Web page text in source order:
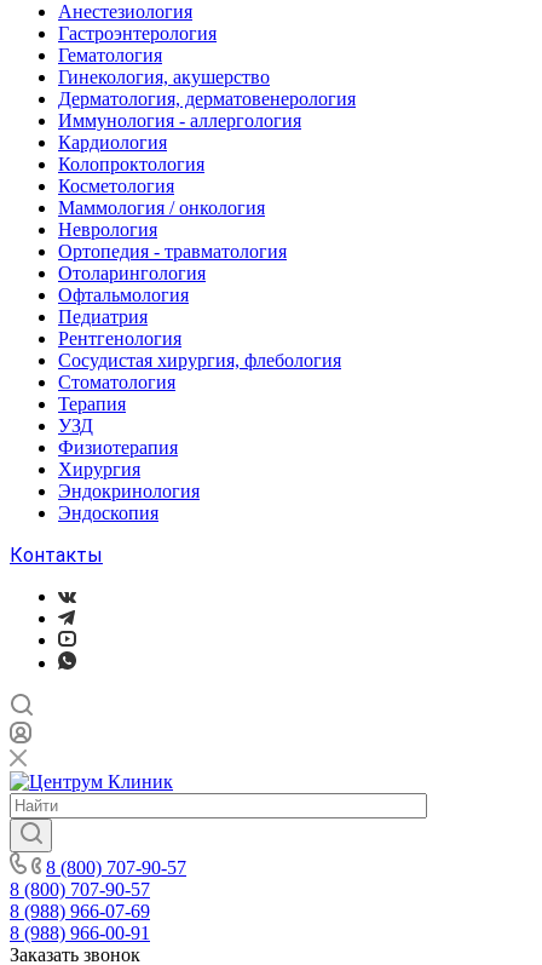
Анестезиология
Гастроэнтерология
Гематология
Гинекология, акушерство
Дерматология, дерматовенерология
Иммунология - аллергология
Кардиология
Колопроктология
Косметология
Маммология / онкология
Неврология
Ортопедия - травматология
Отоларингология
Офтальмология
Педиатрия
Рентгенология
Сосудистая хирургия, флебология
Стоматология
Терапия
УЗД
Физиотерапия
Хирургия
Эндокринология
Эндоскопия
Контакты
8 (800) 707-90-57
8 (800) 707-90-57
8 (988) 966-07-69
8 (988) 966-00-91
Заказать звонок